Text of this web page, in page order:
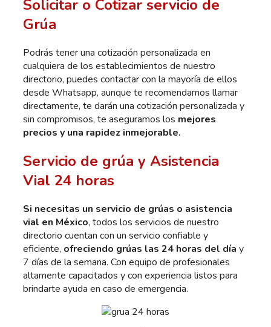
Solicitar o Cotizar servicio de
Grúa
Podrás tener una cotización personalizada en
cualquiera de los establecimientos de nuestro
directorio, puedes contactar con la mayoría de ellos
desde Whatsapp, aunque te recomendamos llamar
directamente, te darán una cotización personalizada y
sin compromisos, te aseguramos los mejores
precios y una rapidez inmejorable.
Servicio de grúa y Asistencia
Vial 24 horas
Si necesitas un servicio de grúas o asistencia
vial en México, todos los servicios de nuestro
directorio cuentan con un servicio confiable y
eficiente, ofreciendo grúas las 24 horas del día y
7 días de la semana. Con equipo de profesionales
altamente capacitados y con experiencia listos para
brindarte ayuda en caso de emergencia.